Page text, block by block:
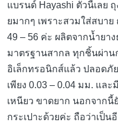
แบรนด์ Hayashi ตัวนี้เลย
ยมากๆ เพราะสวมใส่สบา
49 – 56 ค่ะ ผลิตจากน้ำยา
มาตรฐานสากล ทุกชิ้นผ่าน
อิเล็กทรอนิกส์แล้ว ปลอดภั
เพียง 0.03 – 0.04 มม. แล
เหนียว ขาดยาก นอกจาก
กระเปาะด้วยค่ะ ถือว่าเป็